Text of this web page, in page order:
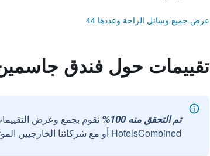
عرض جميع وسائل الراحة وعددها 44
تقييمات حول فندق
تم التحقق منه 100%
نقوم بجمع وعرض
HotelsCombined أو مع شركائنا الخارجيين الموثوقين.